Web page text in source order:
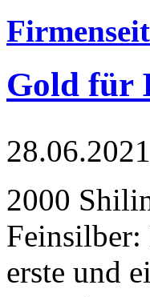
Gold für
28.06.2021
2000
Feinsilber:
erste und